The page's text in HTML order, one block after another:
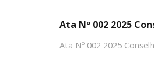
Ata Nº 002 2025
Ata Nº 002 2025